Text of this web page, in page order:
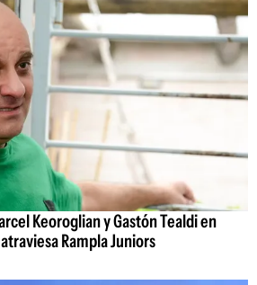
Keoroglian y Gastón Tealdi en
Rampla Juniors